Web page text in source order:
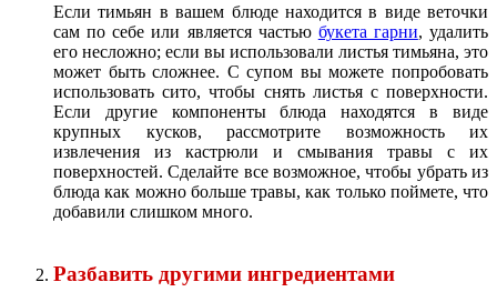
Если тимьян в вашем блюде находится в виде веточки
сам по себе или является частью букета гарни, удалить
его несложно; если вы использовали листья тимьяна, это
может быть сложнее. С супом вы можете попробовать
использовать сито, чтобы снять листья с поверхности.
Если другие компоненты блюда находятся в виде
крупных кусков, рассмотрите возможность их
извлечения из кастрюли и смывания травы с их
поверхностей. Сделайте все возможное, чтобы убрать из
блюда как можно больше травы, как только поймете, что
добавили слишком много.
Разбавить другими ингредиентами